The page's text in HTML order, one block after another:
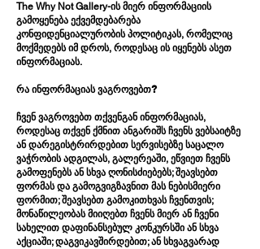
The Why Not Gallery-ის მიერ ინფორმაციის
გამოყენება ექვემდებარება
კონფიდენციალურობის პოლიტიკას, რომელიც
მოქმედებს იმ დროს, როდესაც ის იყენებს ასეთ
ინფორმაციას.
რა ინფორმაციას ვაგროვებთ?
ჩვენ ვაგროვებთ თქვენგან ინფორმაციას,
როდესაც თქვენ ქმნით ანგარიშს ჩვენს ვებსაიტზე
ან დარეგისტრირდებით სერვისებზე საცალო
ვაჭრობის ადგილას, გალერეაში, ეწვიეთ ჩვენს
გამოფენებს ან სხვა ღონისძიებებს; შეავსებთ
ფორმას და გამოგვიგზავნით მას ნებისმიერი
ფორმით; შეავსებთ გამოკითხვას ჩვენთვის;
მონაწილეობას მიიღებთ ჩვენს მიერ ან ჩვენი
სახელით დაფინანსებულ კონკურსში ან სხვა
აქციაში; დაგვიკავშირდებით; ან სხვაგვარად